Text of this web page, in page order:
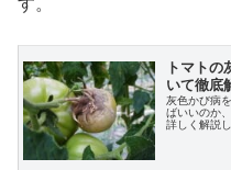
す。
トマト
いて徹底
灰色かび病
ばいいのか
詳しく解説